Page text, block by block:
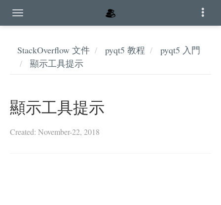
StackOverflow 文件 pyqt5 教程
pyqt5 入門
顯示工具提示
顯示工具提示
Created: November-22, 2018